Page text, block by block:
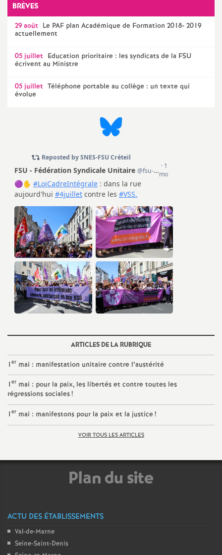
e
e
n
d
S
e
c
o
n
d
d
e
g
r
BRÈVES
29 août Le PAF plan Académique de Formation 2018- 2019
actuellement
05 juillet Education prioritaire : les syndicats de la FSU
écrivent au Ministre
05 juillet Téléphone portable au collège : un texte qui
évolue
ARTICLES DE LA RUBRIQUE
1er mai : manifestation unitaire contre l’austérité
1er mai : pour la paix, les libertés et contre toutes les
régressions sociales!
1er mai : manifestons pour la paix et la justice!
VOIR TOUS LES ARTICLES
Plan du site
ACTU DES ÉTABLISSEMENTS
Val-de-Marne
Seine-Saint-Denis